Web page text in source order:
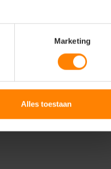
Marketing
Alles toestaan